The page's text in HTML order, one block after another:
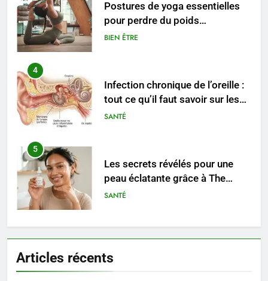
Postures de yoga essentielles
pour perdre du poids
rapidement et durable
BIEN ÊTRE
4
Infection chronique de l’oreille :
tout ce qu’il faut savoir sur les
saignements
SANTÉ
5
Les secrets révélés pour une
peau éclatante grâce à The
Ordinary
SANTÉ
6
seniors: aménagement et
exercices
BIEN ÊTRE
Articles récents